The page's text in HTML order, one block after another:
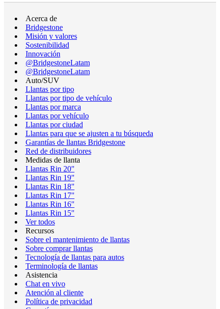
Acerca de
Bridgestone
Misión y valores
Sostenibilidad
Innovación
@BridgestoneLatam
@BridgestoneLatam
Auto/SUV
Llantas por tipo
Llantas por tipo de vehículo
Llantas por marca
Llantas por vehículo
Llantas por ciudad
Llantas para que se ajusten a tu búsqueda
Garantías de llantas Bridgestone
Red de distribuidores
Medidas de llanta
Llantas Rin 20"
Llantas Rin 19"
Llantas Rin 18"
Llantas Rin 17"
Llantas Rin 16"
Llantas Rin 15"
Ver todos
Recursos
Sobre el mantenimiento de llantas
Sobre comprar llantas
Tecnología de llantas para autos
Terminología de llantas
Asistencia
Chat en vivo
Atención al cliente
Política de privacidad